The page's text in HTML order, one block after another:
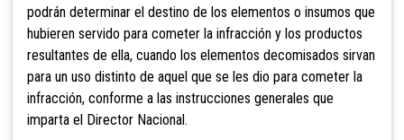
podrán determinar el destino de los elementos o insumos que
hubieren servido para cometer la infracción y los productos
resultantes de ella, cuando los elementos decomisados sirvan
para un uso distinto de aquel que se les dio para cometer la
infracción, conforme a las instrucciones generales que
imparta el Director Nacional.